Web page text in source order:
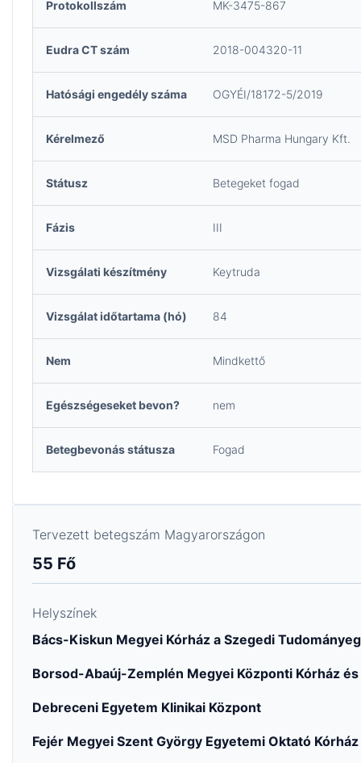
Protokollszám MK-3475-867
Eudra CT szám 2018-004320-11
Hatósági engedély száma OGYÉI/18172-5/2019
Kérelmező MSD Pharma Hungary Kft.
Státusz Betegeket fogad
Fázis III
Vizsgálati készítmény Keytruda
Vizsgálat időtartama (hó) 84
Nem Mindkettő
Egészségeseket bevon? nem
Betegbevonás státusza Fogad
Tervezett betegszám Magyarországon
55 Fő
Helyszínek
Bács-Kiskun Megyei Kórház a Szegedi
Borsod-Abaúj-Zemplén Megyei Központi Kórház
Debreceni Egyetem Klinikai Központ
Fejér Megyei Szent György Egyetemi Oktató Kórház